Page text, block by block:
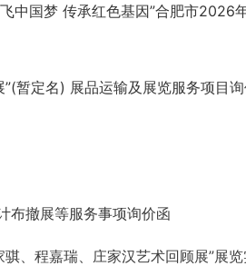
中国梦 传承红色基因”合肥市2026
暂定名) 展品运输及展览服务项目
布撤展等服务事项询价函
、程嘉瑞、庄家汉艺术回顾展”展